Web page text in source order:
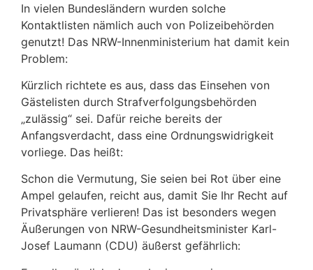
In vielen Bundesländern wurden solche
Kontaktlisten nämlich auch von Polizeibehörden
genutzt! Das NRW-Innenministerium hat damit kein
Problem:
Kürzlich richtete es aus, dass das Einsehen von
Gästelisten durch Strafverfolgungsbehörden
„zulässig“ sei. Dafür reiche bereits der
Anfangsverdacht, dass eine Ordnungswidrigkeit
vorliege. Das heißt:
Schon die Vermutung, Sie seien bei Rot über eine
Ampel gelaufen, reicht aus, damit Sie Ihr Recht auf
Privatsphäre verlieren! Das ist besonders wegen
Äußerungen von NRW-Gesundheitsminister Karl-
Josef Laumann (CDU) äußerst gefährlich: